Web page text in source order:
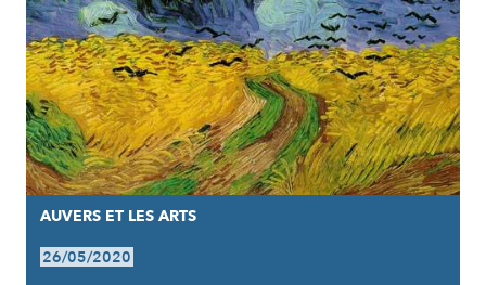
AUVERS ET LES ARTS
26/05/2020